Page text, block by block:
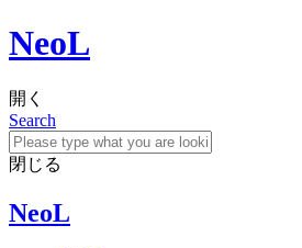
NeoL
開く
Search
閉じる
NeoL